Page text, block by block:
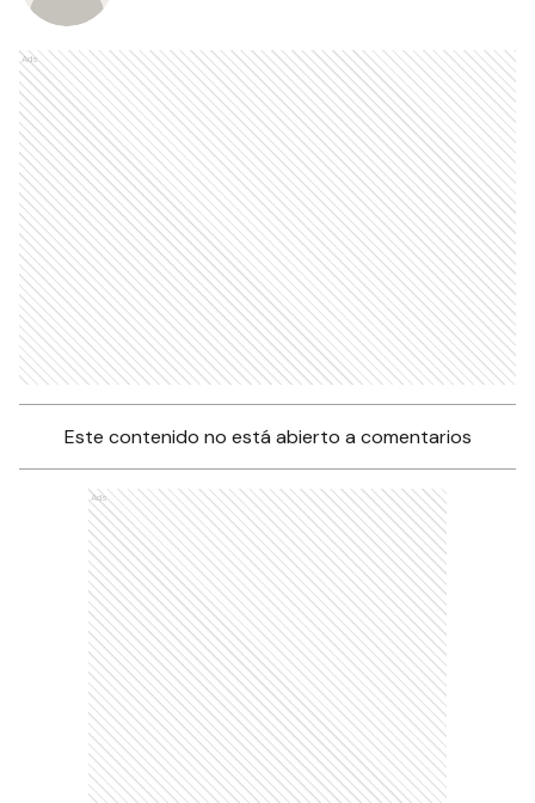
Ads
Este contenido no está abierto a comentarios
Ads